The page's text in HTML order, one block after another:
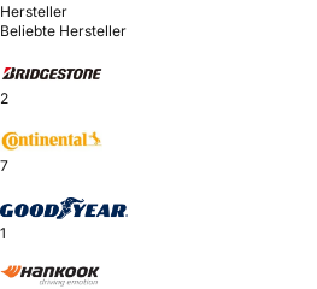
Hersteller
Beliebte Hersteller
2
7
1